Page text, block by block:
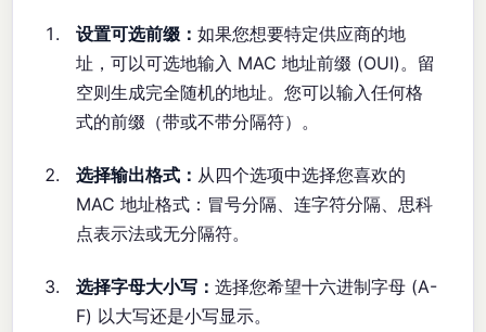
设置可选前缀：如果您想要特定供应商的地
址，可以可选地输入 MAC 地址前缀 (OUI)。留
空则生成完全随机的地址。您可以输入任何格
式的前缀（带或不带分隔符）。
选择输出格式： 从四个选项中选择您喜欢的
MAC 地址格式：冒号分隔、连字符分隔、思科
点表示法或无分隔符。
选择字母大小写：选择您希望十六进制字母 (A-
F) 以大写还是小写显示。